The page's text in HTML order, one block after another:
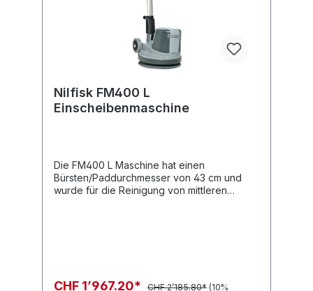
Nilfisk FM400 L
Einscheibenmaschine
Die FM400 L Maschine hat einen
Bürsten/Paddurchmesser von 43 cm und
wurde für die Reinigung von mittleren
CHF 1’967.20* CHF 2’185.80* (10%